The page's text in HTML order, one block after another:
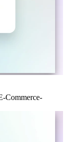
Commerce-